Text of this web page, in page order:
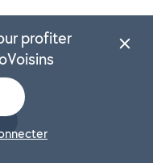
profiter